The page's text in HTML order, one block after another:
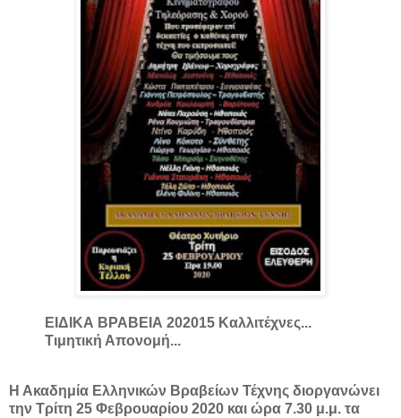
ΕΙΔΙΚΑ ΒΡΑΒΕΙΑ 202015 Καλλιτέχνες...
Τιμητική Απονομή...
Η Ακαδημία Ελληνικών Βραβείων Τέχνης διοργανώνει
την Τρίτη 25 Φεβρουαρίου 2020 και ώρα 7.30 μ.μ. τα